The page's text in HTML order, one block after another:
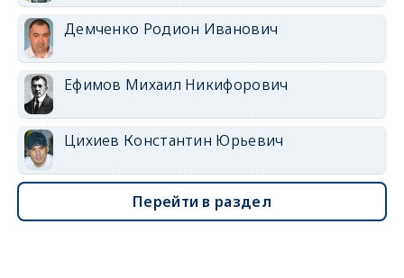
Демченко Родион Иванович
Ефимов Михаил Никифорович
Цихиев Константин Юрьевич
Перейти в раздел